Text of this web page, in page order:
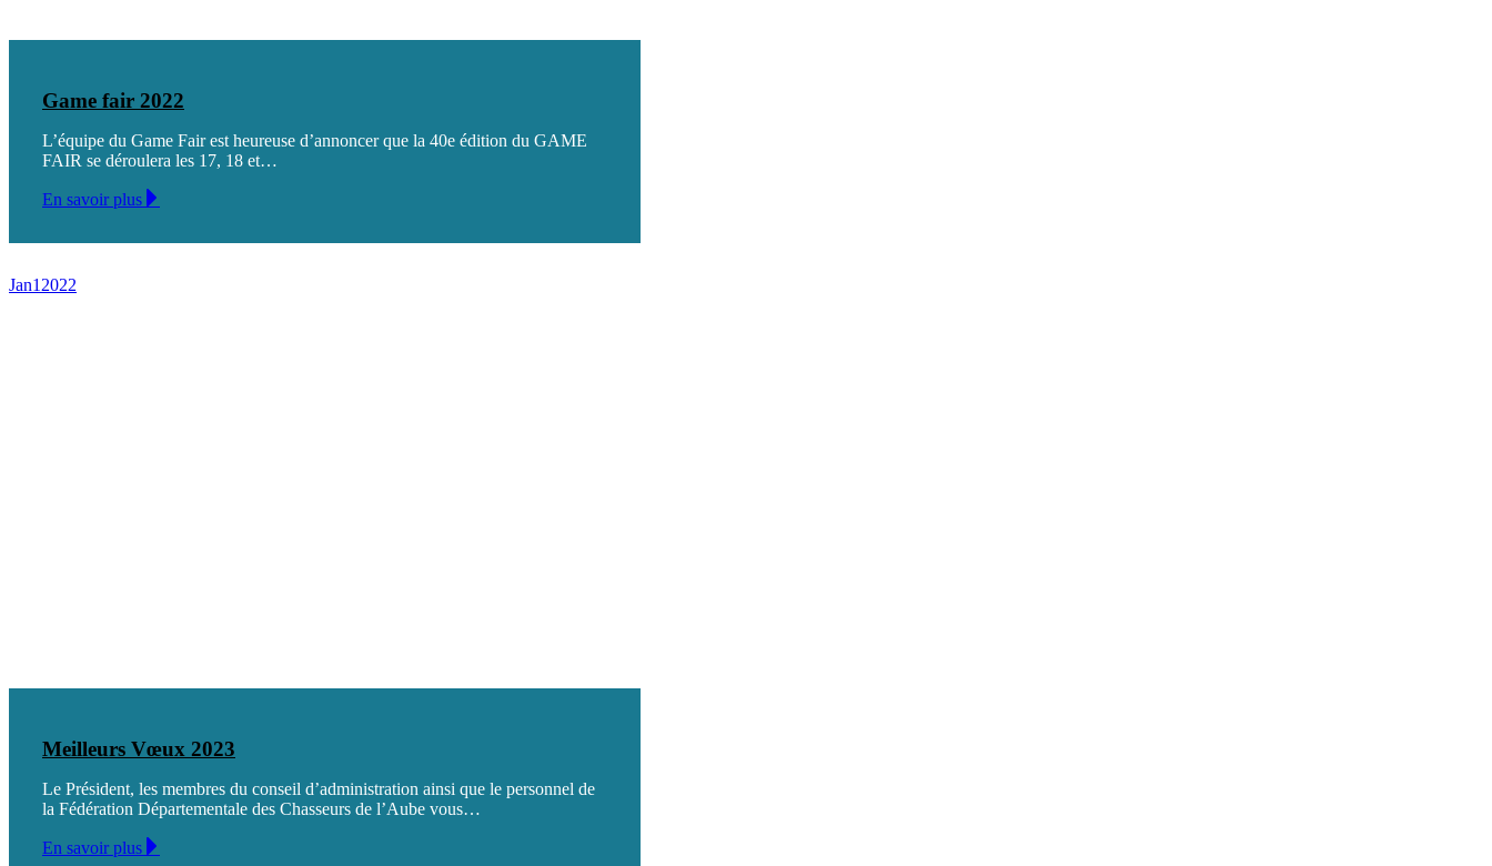
Game fair 2022
L’équipe du Game Fair est heureuse d’annoncer que la 40e édition du GAME
FAIR se déroulera les 17, 18 et…
En savoir plus
Jan1 2022
Meilleurs Vœux 2023
Le Président, les membres du conseil d’administration ainsi que le personnel de
la Fédération Départementale des Chasseurs de l’Aube vous…
En savoir plus